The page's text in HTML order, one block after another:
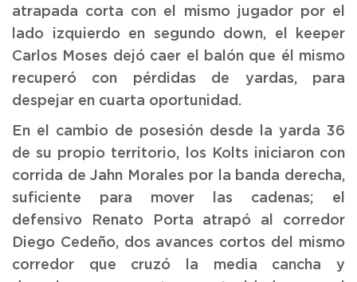
atrapada corta con el mismo jugador por el
lado izquierdo en segundo down, el keeper
Carlos Moses dejó caer el balón que él mismo
recuperó con pérdidas de yardas, para
despejar en cuarta oportunidad.
En el cambio de posesión desde la yarda 36
de su propio territorio, los Kolts iniciaron con
corrida de Jahn Morales por la banda derecha,
suficiente para mover las cadenas; el
defensivo Renato Porta atrapó al corredor
Diego Cedeño, dos avances cortos del mismo
corredor que cruzó la media cancha y